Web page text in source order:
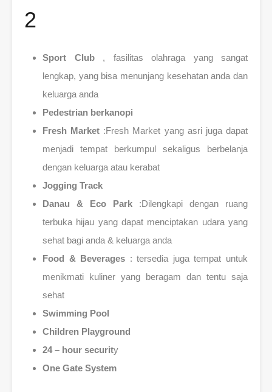
2
Sport Club , fasilitas olahraga yang sangat
lengkap, yang bisa menunjang kesehatan anda dan
keluarga anda
Pedestrian berkanopi
Fresh Market :Fresh Market yang asri juga dapat
menjadi tempat berkumpul sekaligus berbelanja
dengan keluarga atau kerabat
Jogging Track
Danau & Eco Park :Dilengkapi dengan ruang
terbuka hijau yang dapat menciptakan udara yang
sehat bagi anda & keluarga anda
Food & Beverages : tersedia juga tempat untuk
menikmati kuliner yang beragam dan tentu saja
sehat
Swimming Pool
Children Playground
24 – hour security
One Gate System